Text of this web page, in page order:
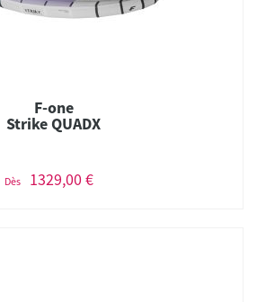
F-one
Strike QUADX
Dès 1329,00 €